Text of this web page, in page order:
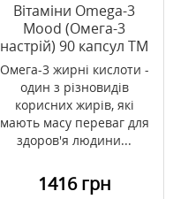
Вітаміни Omega-3
Mood (Омега-3
настрій) 90 капсул ТМ
Кантрі Лайф / Country
Life
Омега-3 жирні кислоти -
один з різновидів
корисних жирів, які
мають масу переваг для
здоров'я людини...
1416 грн